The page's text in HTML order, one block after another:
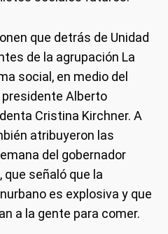
que detrás de Unidad
de la agrupación La
social, en medio del
Alberto
Cristina Kirchner. A
atribuyeron las
del gobernador
que señaló que la
es explosiva y que
a la gente para comer.